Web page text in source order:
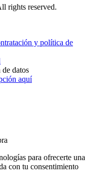
rights reserved.
y política de
datos
aquí
para ofrecerte una
con tu consentimiento